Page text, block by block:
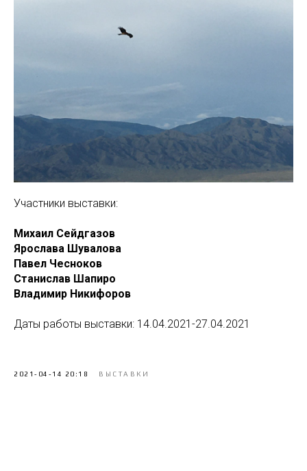
Участники выставки:
Михаил Сейдгазов
Ярослава Шувалова
Павел Чесноков
Станислав Шапиро
Владимир Никифоров
Даты работы выставки: 14.04.2021-27.04.2021
2021-04-14 20:18 ВЫСТАВКИ